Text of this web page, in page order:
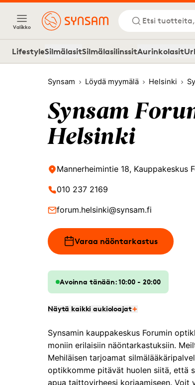
Valikko
Etsi
LifestyleSilmälasitSilmälasilinssitAurinkolasit
Synsam Löydä myymälä Helsinki
Synsam
Helsinki
Mannerheimintie 18, Kauppakeskus
010 237 2169
forum.helsinki@synsam.fi
Varaa näöntarkastus
Avoinna tänään: 10:00 - 20:00
Näytä kaikki aukioloajat
Synsamin kauppakeskus Forumin
moniin erilaisiin näöntarkastuksiin.
Mehiläisen tarjoamat
optikkomme pitävät huolen siitä, että
apua taittovirheesi korjaamiseen. Voit